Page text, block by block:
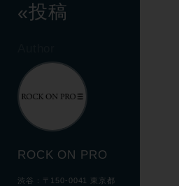
«投稿
ROCK ON PRO
渋谷：〒150-0041 東京都